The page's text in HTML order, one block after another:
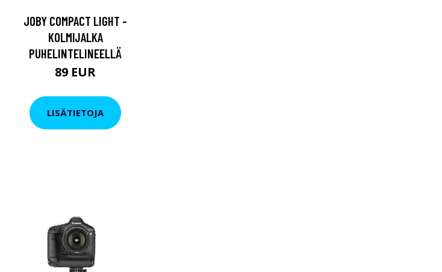
JOBY COMPACT LIGHT -
KOLMIJALKA
PUHELINTELINEELLÄ
89 EUR
LISÄTIETOJA